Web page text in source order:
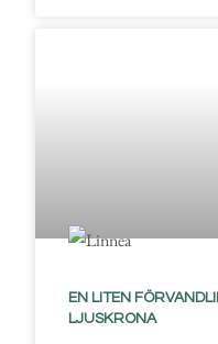
EN LITEN
LJUSKRONA